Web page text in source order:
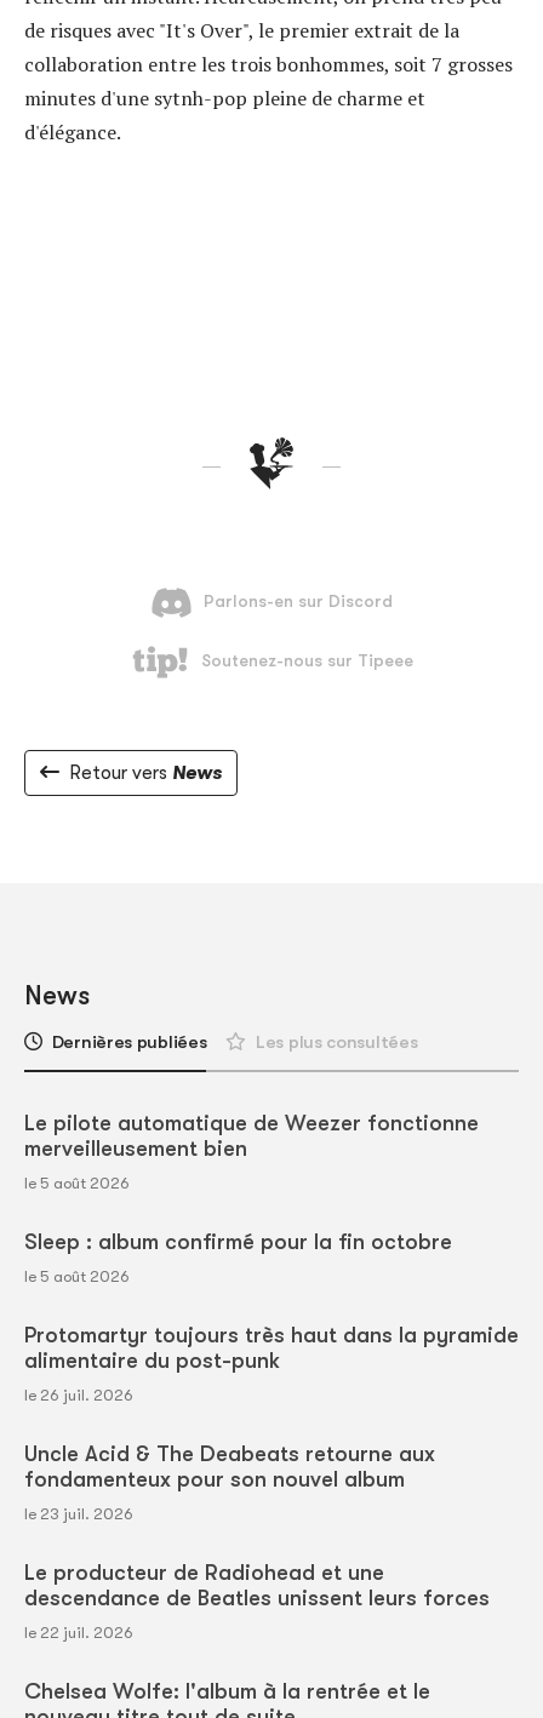
de risques avec "It's Over", le premier extrait de la
collaboration entre les trois bonhommes, soit 7 grosses
minutes d'une sytnh-pop pleine de charme et
d'élégance.
Retour vers News
News
Dernières publiées Les plus consultées
Le pilote automatique de Weezer fonctionne
merveilleusement bien
le 5 août 2026
Sleep : album confirmé pour la fin octobre
le 5 août 2026
Protomartyr toujours très haut dans la pyramide
alimentaire du post-punk
le 26 juil. 2026
Uncle Acid & The Deabeats retourne aux
fondamenteux pour son nouvel album
le 23 juil. 2026
Le producteur de Radiohead et une
descendance de Beatles unissent leurs forces
le 22 juil. 2026
Chelsea Wolfe: l'album à la rentrée et le